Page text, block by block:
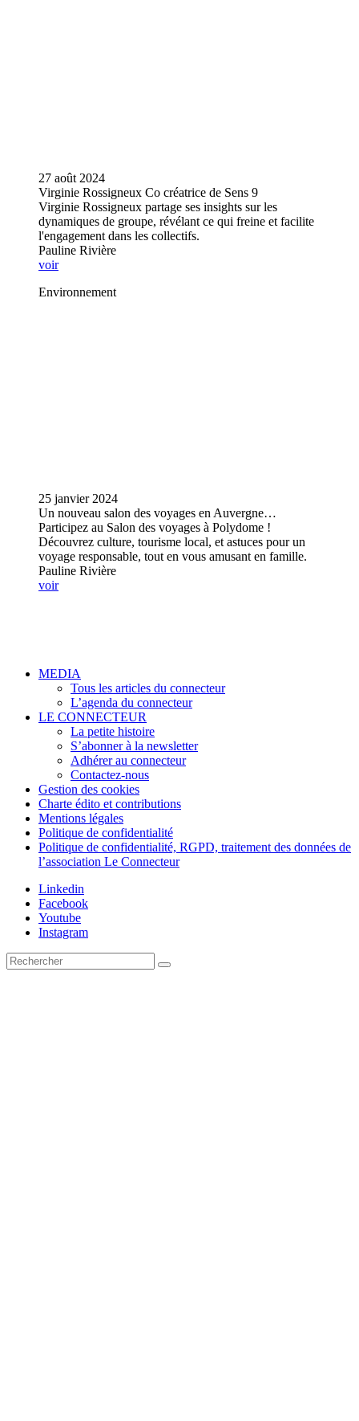
27 août 2024
Virginie Rossigneux Co créatrice de Sens 9
Virginie Rossigneux partage ses insights sur les
dynamiques de groupe, révélant ce qui freine et facilite
l'engagement dans les collectifs.
Pauline Rivière
voir
Environnement
25 janvier 2024
Un nouveau salon des voyages en Auvergne…
Participez au Salon des voyages à Polydome !
Découvrez culture, tourisme local, et astuces pour un
voyage responsable, tout en vous amusant en famille.
Pauline Rivière
voir
MEDIA
Tous les articles du connecteur
L’agenda du connecteur
LE CONNECTEUR
La petite histoire
S’abonner à la newsletter
Adhérer au connecteur
Contactez-nous
Gestion des cookies
Charte édito et contributions
Mentions légales
Politique de confidentialité
Politique de confidentialité, RGPD, traitement des données de
l’association Le Connecteur
Linkedin
Facebook
Youtube
Instagram